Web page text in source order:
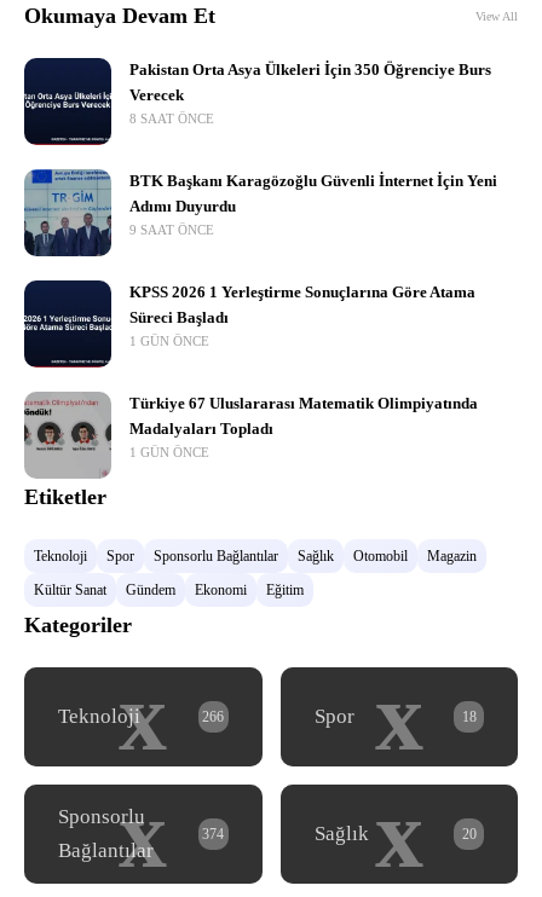
Okumaya Devam Et View All
Pakistan Orta Asya Ülkeleri İçin 350 Öğrenciye Burs
Verecek
8 SAAT ÖNCE
BTK Başkanı Karagözoğlu Güvenli İnternet İçin Yeni
Adımı Duyurdu
9 SAAT ÖNCE
KPSS 2026 1 Yerleştirme Sonuçlarına Göre Atama
Süreci Başladı
1 GÜN ÖNCE
Türkiye 67 Uluslararası Matematik Olimpiyatında
Madalyaları Topladı
1 GÜN ÖNCE
Etiketler
Teknoloji Spor Sponsorlu Bağlantılar Sağlık Otomobil
Magazin
Kültür Sanat
Gündem Ekonomi Eğitim
Kategoriler
x
Teknoloji 266 x
Spor 18
x
Sponsorlu
Bağlantılar
374 x
Sağlık 20